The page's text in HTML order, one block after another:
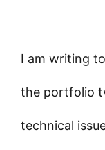
I am writing
the portfolio
technical